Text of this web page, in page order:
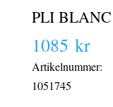
PLI BLANC
1085 kr
Artikelnummer:
1051745